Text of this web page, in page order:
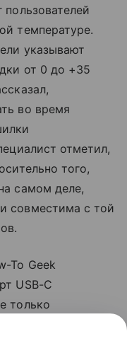
температуре.
указывают
от 0 до +35
во время
отметил,
того,
самом деле,
совместима с той
To Geek
USB-C
только